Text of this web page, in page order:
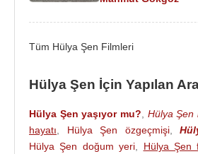
2015 - O Hayat Benim 3.
2015 - Hatırla Gönül (Mehtap)
2014 - Yedi Güzel Adam (TV
2013 - Tatar Ramazan
Tüm Hülya Şen Filmleri
Hülya Şen İçin Yapılan
Hülya Şen yaşıyor mu? Hülya Şen
hayatı
Hülya Şen özgeçmişi,
Hülya Şen doğum yeri
Hülya Şen